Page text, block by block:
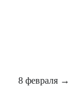
8 февраля →